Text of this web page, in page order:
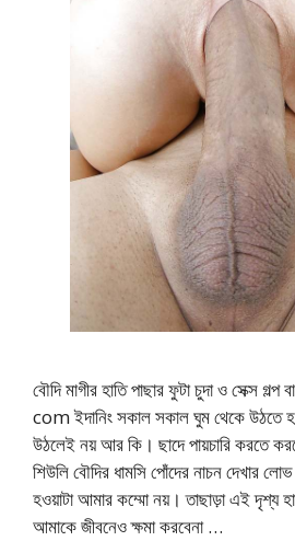
বৌদি মাগীর হাতি পাছার ফুটা চুদা ও সেক্স
com ইদানিং সকাল সকাল ঘুম থেকে উঠতে
উঠলেই নয় আর কি। ছাদে পায়চারি করতে
শিউলি বৌদির ধামসি পোঁদের নাচন দেখার
হওয়াটা আমার কম্মো নয়। তাছাড়া এই দৃশ্য
আমাকে জীবনেও ক্ষমা করবেনা …